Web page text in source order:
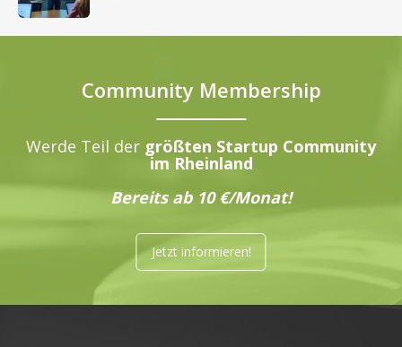
Community Membership
Werde Teil der größten Startup Community
im Rheinland
Bereits ab 10 €/Monat!
Jetzt informieren!